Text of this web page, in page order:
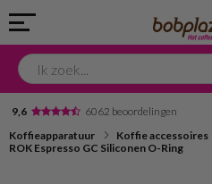
9,6 6062 beoordelingen
Avondbezorging
Koffieapparatuur
Koffie accessoires
ROK Espresso GC Siliconen O-Ring